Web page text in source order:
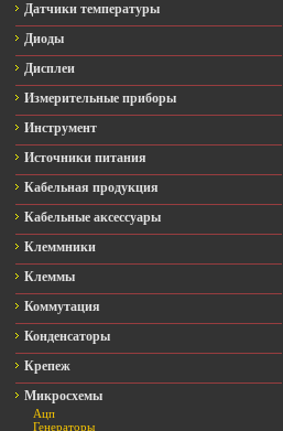
Датчики температуры
Диоды
Дисплеи
Измерительные приборы
Инструмент
Источники питания
Кабельная продукция
Кабельные аксессуары
Клеммники
Клеммы
Коммутация
Конденсаторы
Крепеж
Микросхемы
Ацп
Генераторы